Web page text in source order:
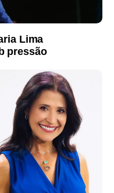
Lima
pressão